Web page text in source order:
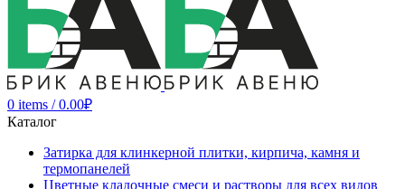
0 items / 0.00₽
Каталог
Затирка для клинкерной плитки, кирпича, камня и
термопанелей
Цветные кладочные смеси и растворы для всех видов